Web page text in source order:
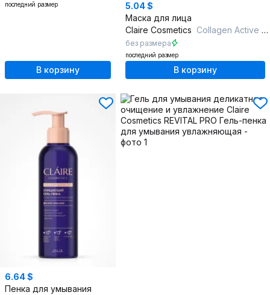
последний размер
В корзину
5.04 $
Маска для лица
Claire Cosmetics Collagen Active Pro Маска для лица Увлажняющая 100мл
без размера
последний размер
В корзину
6.64 $
Пенка для умывания